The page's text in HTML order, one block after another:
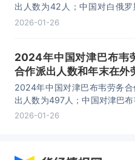
出人数为42人；中国对白俄罗
务合作年末在外人员有85人。
2026-01-26
2024年中国对津巴布韦
合作派出人数和年末在外
人员情况统计
2024年中国对津巴布韦劳务合
出人数为497人；中国对津巴布
务合作年末在外人员有634
2026-01-26